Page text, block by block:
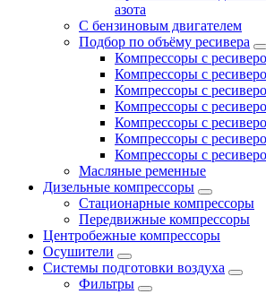
азота
С бензиновым двигателем
Подбор по объёму ресивера
Компрессоры с
Компрессоры с
Компрессоры с
Компрессоры с
Компрессоры с
Компрессоры с
Компрессоры с
Масляные ременные
Дизельные компрессоры
Стационарные компрессоры
Передвижные компрессоры
Центробежные компрессоры
Осушители
Системы подготовки воздуха
Фильтры